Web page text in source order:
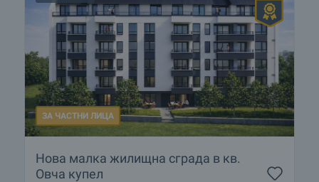
ЗА ЧАСТНИ ЛИЦА
Нова малка жилищна сграда в кв.
Овча купел